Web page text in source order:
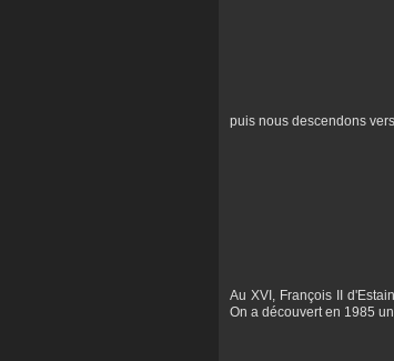
puis nous descendons
Au XVI, François II
On a découvert en 1985